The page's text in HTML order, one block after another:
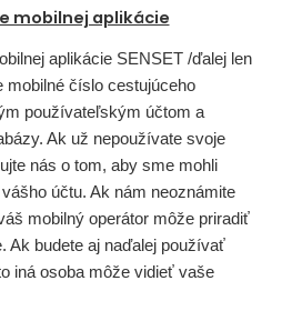
mobilnej aplikácie
aplikácie SENSET /ďalej len
mobilné číslo cestujúceho
používateľským účtom a
Ak už nepoužívate svoje
nás o tom, aby sme mohli
účtu. Ak nám neoznámite
mobilný operátor môže priradiť
Ak budete aj naďalej používať
iná osoba môže vidieť vaše